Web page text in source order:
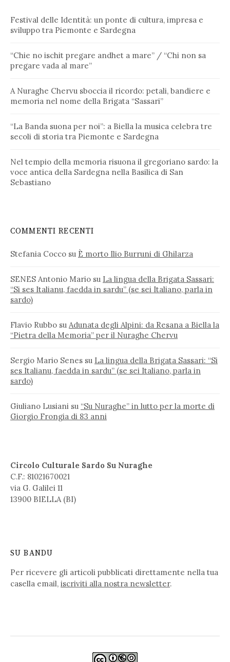
Festival delle Identità: un ponte di cultura, impresa e
sviluppo tra Piemonte e Sardegna
“Chie no ischit pregare andhet a mare” / “Chi non sa
pregare vada al mare”
A Nuraghe Chervu sboccia il ricordo: petali, bandiere e
memoria nel nome della Brigata “Sassari”
“La Banda suona per noi”: a Biella la musica celebra tre
secoli di storia tra Piemonte e Sardegna
Nel tempio della memoria risuona il gregoriano sardo: la
voce antica della Sardegna nella Basilica di San
Sebastiano
COMMENTI RECENTI
Stefania Cocco su È morto Ilio Burruni di Ghilarza
SENES Antonio Mario su La lingua della Brigata Sassari:
“Si ses Italianu, faedda in sardu” (se sei Italiano, parla in
sardo)
Flavio Rubbo su Adunata degli Alpini: da Resana a Biella la
“Pietra della Memoria” per il Nuraghe Chervu
Sergio Mario Senes su La lingua della Brigata Sassari: “Si
ses Italianu, faedda in sardu” (se sei Italiano, parla in
sardo)
Giuliano Lusiani su “Su Nuraghe” in lutto per la morte di
Giorgio Frongia di 83 anni
Circolo Culturale Sardo Su Nuraghe
C.F.: 81021670021
via G. Galilei 11
13900 BIELLA (BI)
SU BANDU
Per ricevere gli articoli pubblicati direttamente nella tua
casella email, iscriviti alla nostra newsletter.